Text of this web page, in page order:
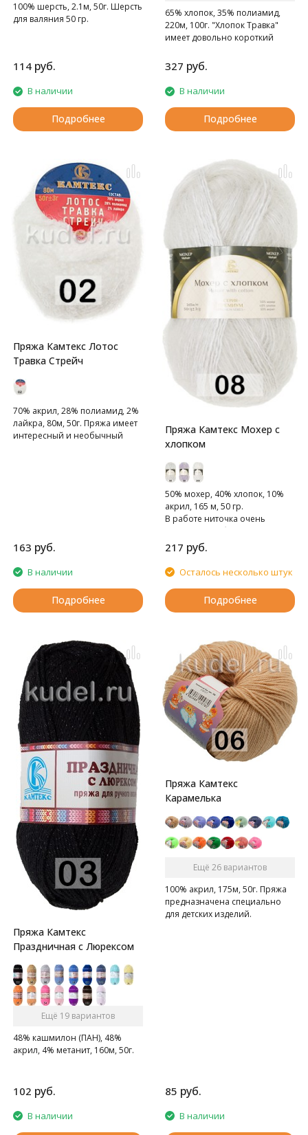
100% шерсть, 2.1м, 50г. Шерсть
для валяния 50 гр.
114 руб.
В наличии
Подробнее
65% хлопок, 35% полиамид,
220м, 100г. "Хлопок Травка"
имеет довольно короткий
выглядит элегантно и стильно.
Нить не путается, не
скручивается, очень легка в
работе, на ощупь удивительно
мягкая и нежная.
327 руб.
В наличии
Подробнее
Пряжа Камтекс Лотос
Травка Стрейч
70% акрил, 28% полиамид, 2%
лайкра, 80м, 50г. Пряжа имеет
интересный и необычный
163 руб.
В наличии
Подробнее
Пряжа Камтекс Мохер с
хлопком
50% мохер, 40% хлопок, 10%
акрил, 165 м, 50 гр.
В работе ниточка очень
приятна, не обрывается, дарит
тепло рукам.
217 руб.
Осталось несколько штук
Подробнее
Пряжа Камтекс
Праздничная с Люрексом
Ещё 19 вариантов
48% кашмилон (ПАН), 48%
акрил, 4% метанит, 160м, 50г.
102 руб.
В наличии
Пряжа Камтекс
Карамелька
Ещё 26 вариантов
100% акрил, 175м, 50г. Пряжа
предназначена специально
для детских изделий.
85 руб.
В наличии